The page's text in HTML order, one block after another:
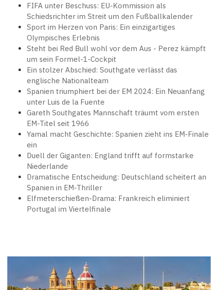
FIFA unter Beschuss: EU-Kommission als
Schiedsrichter im Streit um den Fußballkalender
Sport im Herzen von Paris: Ein einzigartiges
Olympisches Erlebnis
Steht bei Red Bull wohl vor dem Aus - Perez kämpft
um sein Formel-1-Cockpit
Ein stolzer Abschied: Southgate verlässt das
englische Nationalteam
Spanien triumphiert bei der EM 2024: Ein Neuanfang
unter Luis de la Fuente
Gareth Southgates Mannschaft träumt vom ersten
EM-Titel seit 1966
Yamal macht Geschichte: Spanien zieht ins EM-Finale
ein
Duell der Giganten: England trifft auf formstarke
Niederlande
Dramatische Entscheidung: Deutschland scheitert an
Spanien in EM-Thriller
Elfmeterschießen-Drama: Frankreich eliminiert
Portugal im Viertelfinale